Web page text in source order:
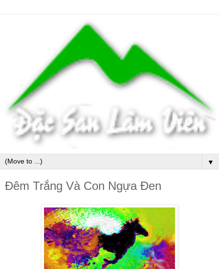
▼
Đêm Trắng Và Con Ngựa Đen